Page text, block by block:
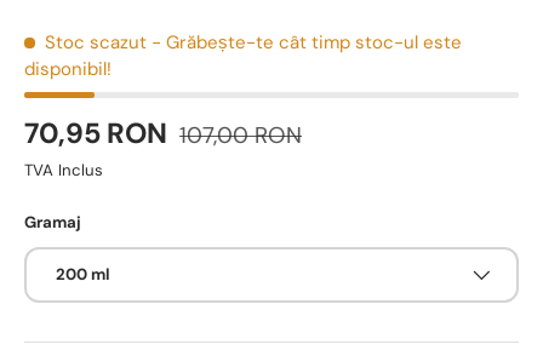
Stoc scazut - Grăbește-te cât timp stoc-ul este
disponibil!
70,95 RON 107,00 RON
TVA Inclus
Gramaj
200 ml